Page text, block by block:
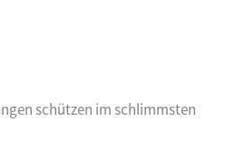
schützen im schlimmsten